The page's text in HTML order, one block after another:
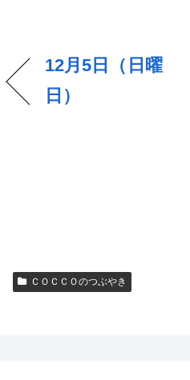
12月5日（日曜
日）
ＣＯＣＣＯのつぶやき